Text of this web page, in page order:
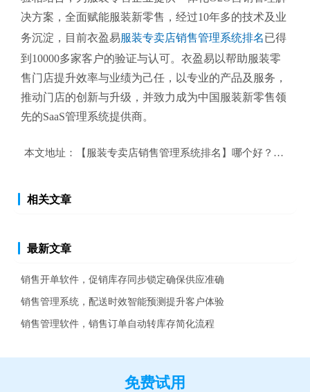
决方案，全面赋能服装新零售，经过10年多的技术及业
务沉淀，目前衣盈易服装专卖店销售管理系统排名已得
到10000多家客户的验证与认可。衣盈易以帮助服装零
售门店提升效率与业绩为己任，以专业的产品及服务，
推动门店的创新与升级，并致力成为中国服装新零售领
先的SaaS管理系统提供商。
本文地址： 【服装专卖店销售管理系统排名】哪个好？服装
相关文章
最新文章
销售开单软件，促销库存同步锁定确保供应准确
销售管理系统，配送时效智能预测提升客户体验
销售管理软件，销售订单自动转库存简化流程
免费试用